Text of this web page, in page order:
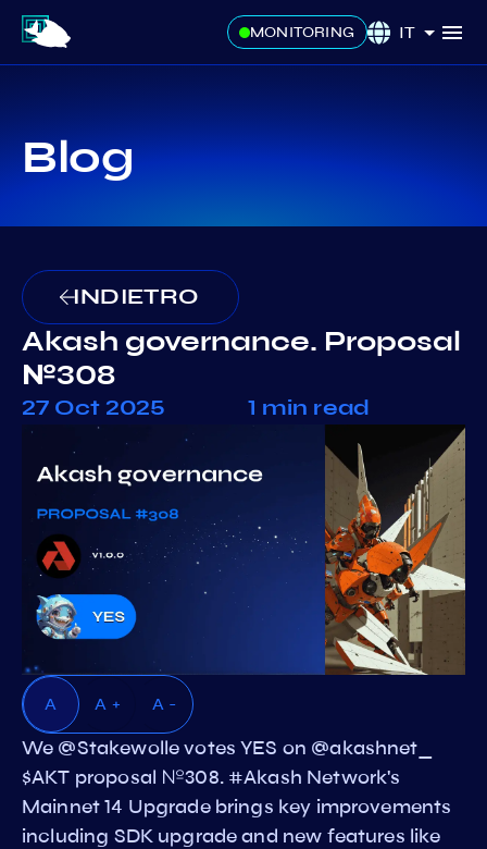
MONITORING IT
Blog
INDIETRO
Akash governance. Proposal
№308
27 Oct 2025 1 min read
A A + A -
We @Stakewolle votes YES on @akashnet_
$AKT proposal №308. #Akash Network's
Mainnet 14 Upgrade brings key improvements
including SDK upgrade and new features like